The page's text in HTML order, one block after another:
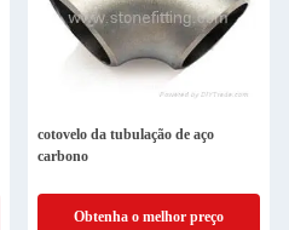
cotovelo da tubulação de aço
carbono
Obtenha o melhor preço